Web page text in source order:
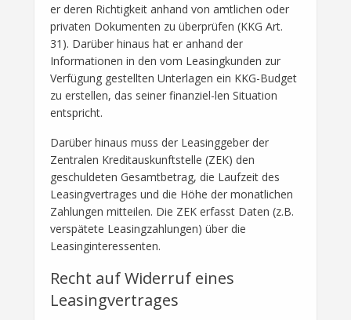
er deren Richtigkeit anhand von amtlichen oder
privaten Dokumenten zu überprüfen (KKG Art.
31). Darüber hinaus hat er anhand der
Informationen in den vom Leasingkunden zur
Verfügung gestellten Unterlagen ein KKG-Budget
zu erstellen, das seiner finanziel-len Situation
entspricht.
Darüber hinaus muss der Leasinggeber der
Zentralen Kreditauskunftstelle (ZEK) den
geschuldeten Gesamtbetrag, die Laufzeit des
Leasingvertrages und die Höhe der monatlichen
Zahlungen mitteilen. Die ZEK erfasst Daten (z.B.
verspätete Leasingzahlungen) über die
Leasinginteressenten.
Recht auf Widerruf eines
Leasingvertrages